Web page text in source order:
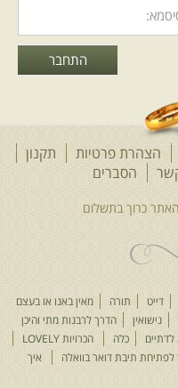
הצהרת פרטיות
תקנון
הסברים
דייט תורה
מאין באנו או בעצם
נישואין
הדרך לרבנות מתי והיכן
לדתיים כלה
הכרויות LOVELY
לפתיחת תיבת דואר בוואלה
איך